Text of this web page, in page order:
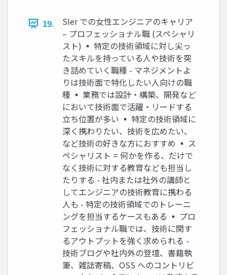
19.
SIer での女性エンジニアのキャリア
– プロフェッショナル職 (スペシャリ
スト) ▪ 特定の技術領域に対し尖っ
たスキルを持っている人や技術を突
き詰めていく職種 - マネジメントよ
りは技術面で特化したい人向けの職
種 ▪ 業務では設計・構築、開発など
において技術面で活躍・リードする
立ち位置が多い ▪ 特定の技術領域に
深く携わりたい、技術を広めたい、
など技術の好きな方におすすめ ▪ ス
ペシャリスト = 何かを作る、だけで
なく技術に対する教育なども担当し
たりする - 社内または社外の講師と
してエンジニアの技術教育に携わる
人も - 特定の技術領域でのトレーニ
ングを担当するケースもある ▪ プロ
フェッショナル職では、技術に関す
るアウトプットを強く求められる -
技術ブログや社内外の登壇、書籍執
筆、雑誌寄稿、OSS へのコントリビ